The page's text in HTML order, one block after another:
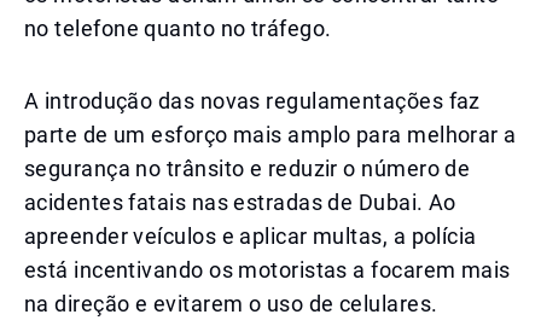
no telefone quanto no tráfego.
A introdução das novas regulamentações faz
parte de um esforço mais amplo para melhorar a
segurança no trânsito e reduzir o número de
acidentes fatais nas estradas de Dubai. Ao
apreender veículos e aplicar multas, a polícia
está incentivando os motoristas a focarem mais
na direção e evitarem o uso de celulares.